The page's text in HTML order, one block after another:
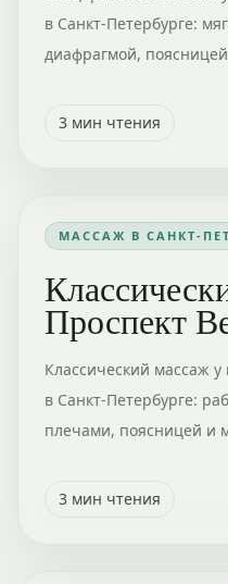
в Санкт-Петербурге:
диафрагмой,
3 мин чтения
МАССАЖ В САНКТ-
Проспект
Классический массаж
в Санкт-Петербурге:
плечами, поясницей и
3 мин чтения